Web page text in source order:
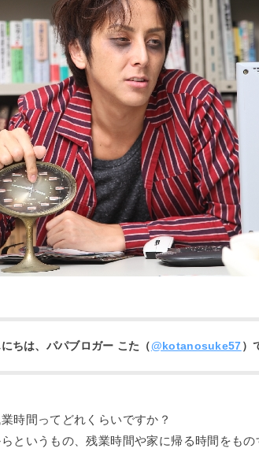
ちは、パパブロガー こた（@kotanosuke57）
時間ってどれくらいですか？
というもの、残業時間や家に帰る時間をもの